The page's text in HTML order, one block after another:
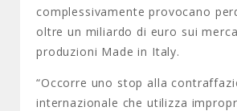
complessivamente provocano
oltre un miliardo di euro sui
produzioni Made in Italy.
“Occorre uno stop alla
internazionale che utilizza